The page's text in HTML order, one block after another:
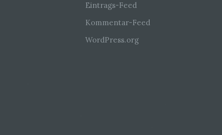
Eintrags-Feed
Kommentar-Feed
WordPress.org